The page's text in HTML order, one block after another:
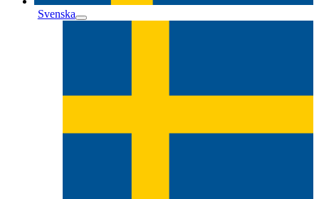
Svenska